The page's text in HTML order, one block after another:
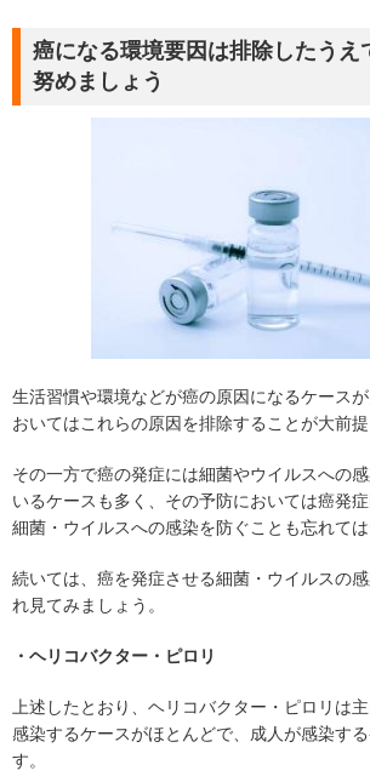
癌になる環境要因は排除したうえ
努めましょう
生活習慣や環境などが癌の原因になるケース
おいてはこれらの原因を排除することが大前提
その一方で癌の発症には細菌やウイルスへの
いるケースも多く、その予防においては癌発
細菌・ウイルスへの感染を防ぐことも忘れては
続いては、癌を発症させる細菌・ウイルスの
れ見てみましょう。
・ヘリコバクター・ピロリ
上述したとおり、ヘリコバクター・ピロリは
感染するケースがほとんどで、成人が感染す
す。